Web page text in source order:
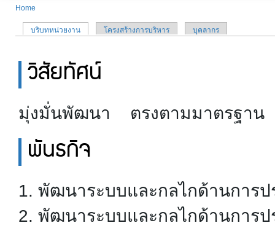
Home
บริบทหน่วยงาน (active tab)โครงสร้างการบริหาร บุคลากร
วิสัยทัศน์
มุ่งมั่นพัฒนา ตรงตามมาตรฐา
พันธกิจ
1. พัฒนาระบบและกลไกด้านการ
2. พัฒนาระบบและกลไกด้านการ